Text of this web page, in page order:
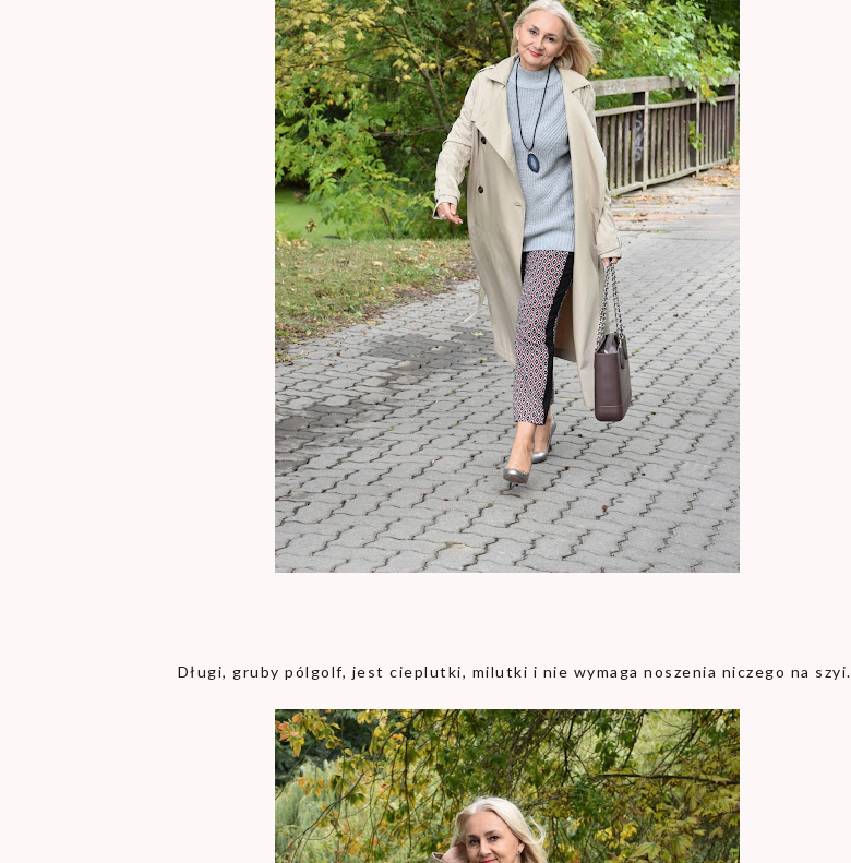
Długi, gruby pólgolf, jest cieplutki, milutki i nie wymaga noszenia niczego na szyi.